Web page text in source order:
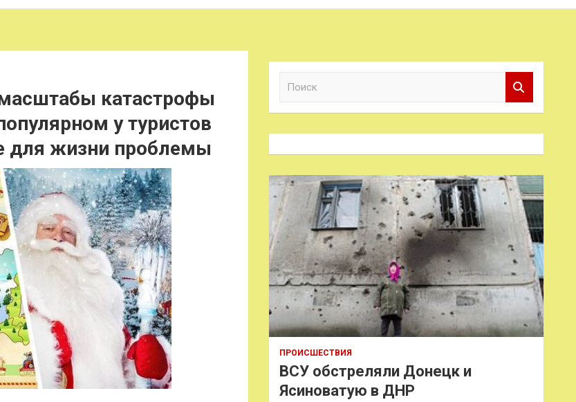
катастрофы
у туристов
для жизни проблемы
к
ПРОИСШЕСТВИЯ
ВСУ обстреляли Донецк и
Ясиноватую в ДНР